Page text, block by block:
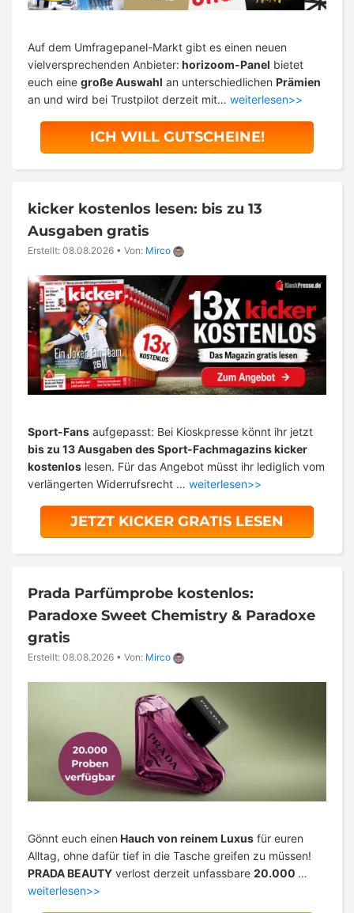
Auf dem Umfragepanel-Markt gibt es einen neuen
vielversprechenden Anbieter: horizoom-Panel bietet
euch eine große Auswahl an unterschiedlichen Prämien
an und wird bei Trustpilot derzeit mit… weiterlesen>>
ICH WILL GUTSCHEINE!
kicker kostenlos lesen: bis zu 13
Ausgaben gratis
Erstellt: 08.08.2026 • Von: Mirco
Sport-Fans aufgepasst: Bei Kioskpresse könnt ihr jetzt
bis zu 13 Ausgaben des Sport-Fachmagazins kicker
kostenlos lesen. Für das Angebot müsst ihr lediglich vom
verlängerten Widerrufsrecht … weiterlesen>>
JETZT KICKER GRATIS LESEN
Prada Parfümprobe kostenlos:
Paradoxe Sweet Chemistry & Paradoxe
gratis
Erstellt: 08.08.2026 • Von: Mirco
Gönnt euch einen Hauch von reinem Luxus für euren
Alltag, ohne dafür tief in die Tasche greifen zu müssen!
PRADA BEAUTY verlost derzeit unfassbare 20.000 …
weiterlesen>>